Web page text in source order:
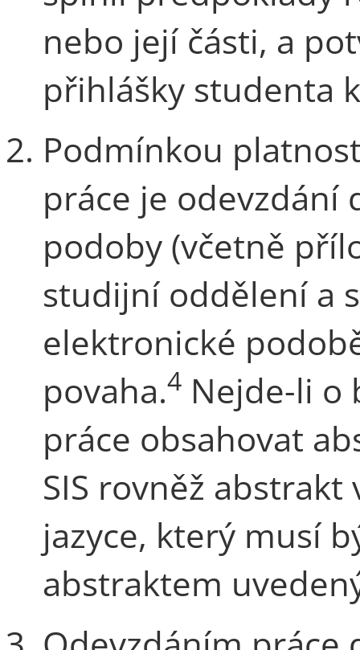
nebo její části, a
přihlášky studenta
Podmínkou
práce je
podoby (včetně
studijní oddělení a
elektronické
povaha.4 Nejde-li o
práce obsahovat
SIS rovněž
jazyce, který musí
abstraktem